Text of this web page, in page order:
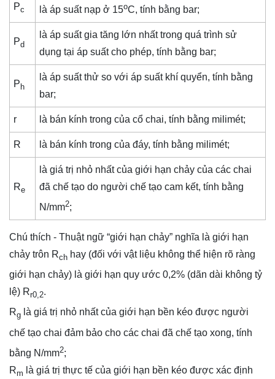
Pc là áp suất nạp ở 15oC, tính bằng bar;
Pd
là áp suất gia tăng lớn nhất trong quá trình sử
dụng tại áp suất cho phép, tính bằng bar;
P h
là áp suất thử so với áp suất khí quyển, tính bằng
bar;
r là bán kính trong của cổ chai, tính bằng milimét;
R là bán kính trong của đáy, tính bằng milimét;
Re
là giá trị nhỏ nhất của giới hạn chảy của các chai
đã chế tạo do người chế tạo cam kết, tính bằng
N/mm2;
Chú thích - Thuật ngữ “giới hạn chảy” nghĩa là giới hạn
chảy trôn Rch hay (đối với vật liệu không thể hiện rõ ràng
giới hạn chảy) là giới hạn quy ước 0,2% (dãn dài không tỷ
lệ) Rr0,2.
Rg là giá trị nhỏ nhất của giới hạn bền kéo được người
chế tạo chai đảm bảo cho các chai đã chế tạo xong, tính
bằng N/mm2;
Rm là giá trị thực tế của giới hạn bền kéo được xác định